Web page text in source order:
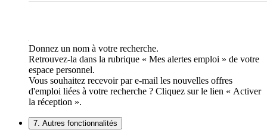
Donnez un nom à votre recherche.
Retrouvez-la dans la rubrique « Mes alertes emploi » de votre
espace personnel.
Vous souhaitez recevoir par e-mail les nouvelles offres
d'emploi liées à votre recherche ? Cliquez sur le lien « Activer
la réception ».
7. Autres fonctionnalités